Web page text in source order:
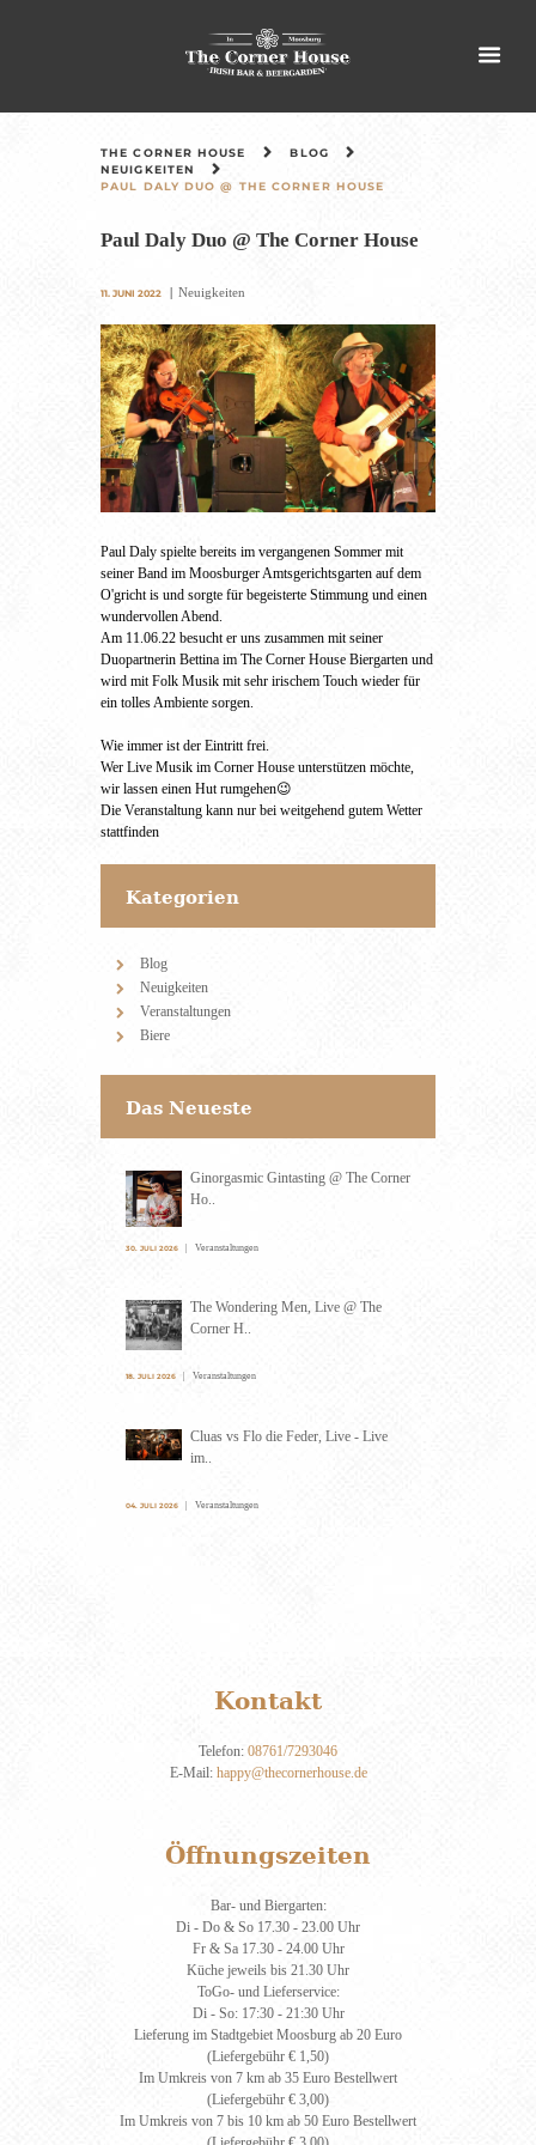
THE CORNER HOUSE
BLOG
NEUIGKEITEN
PAUL DALY DUO @ THE CORNER HOUSE
Paul Daly Duo @ The Corner House
11. JUNI 2022 Neuigkeiten
Paul Daly spielte bereits im vergangenen Sommer mit
seiner Band im Moosburger Amtsgerichtsgarten auf dem
O'gricht is und sorgte für begeisterte Stimmung und einen
wundervollen Abend.
Am 11.06.22 besucht er uns zusammen mit seiner
Duopartnerin Bettina im The Corner House Biergarten und
wird mit Folk Musik mit sehr irischem Touch wieder für
ein tolles Ambiente sorgen.
Wie immer ist der Eintritt frei.
Wer Live Musik im Corner House unterstützen möchte,
wir lassen einen Hut rumgehen😉
Die Veranstaltung kann nur bei weitgehend gutem Wetter
stattfinden
Kategorien
Blog
Neuigkeiten
Veranstaltungen
Biere
Das Neueste
Ginorgasmic Gintasting @ The Corner
Ho..
30. JULI 2026 Veranstaltungen
The Wondering Men, Live @ The
Corner H..
18. JULI 2026 Veranstaltungen
Cluas vs Flo die Feder, Live - Live
im..
04. JULI 2026 Veranstaltungen
Kontakt
Telefon: 08761/7293046
E-Mail: happy@thecornerhouse.de
Öffnungszeiten
Bar- und Biergarten:
Di - Do & So 17.30 - 23.00 Uhr
Fr & Sa 17.30 - 24.00 Uhr
Küche jeweils bis 21.30 Uhr
ToGo- und Lieferservice:
Di - So: 17:30 - 21:30 Uhr
Lieferung im Stadtgebiet Moosburg ab 20 Euro
(Liefergebühr € 1,50)
Im Umkreis von 7 km ab 35 Euro Bestellwert
(Liefergebühr € 3,00)
Im Umkreis von 7 bis 10 km ab 50 Euro Bestellwert